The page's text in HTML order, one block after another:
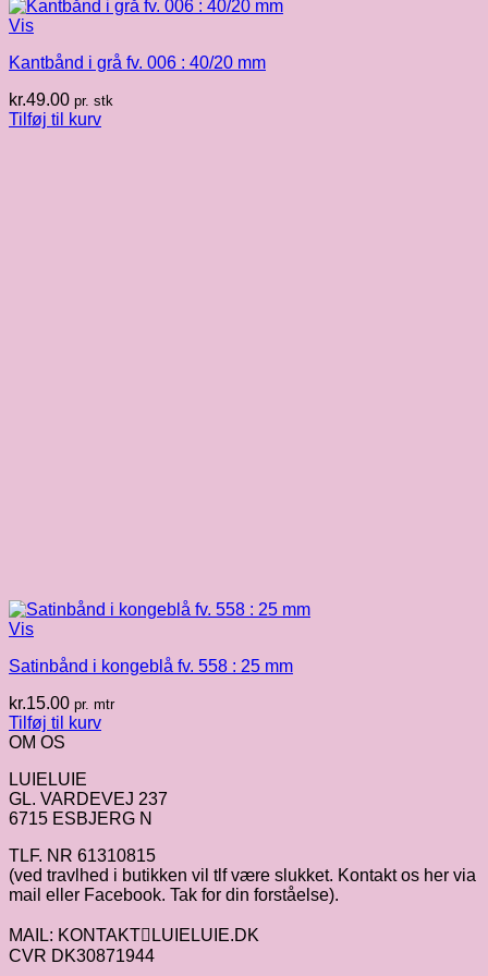
Vis
Kantbånd i grå fv. 006 : 40/20 mm
kr.49.00 pr. stk
Tilføj til kurv
Vis
Satinbånd i kongeblå fv. 558 : 25 mm
kr.15.00 pr. mtr
Tilføj til kurv
OM OS
LUIELUIE
GL. VARDEVEJ 237
6715 ESBJERG N
TLF. NR 61310815
(ved travlhed i butikken vil tlf være slukket. Kontakt os her via
mail eller Facebook. Tak for din forståelse).
MAIL: KONTAKTLUIELUIE.DK
CVR DK30871944